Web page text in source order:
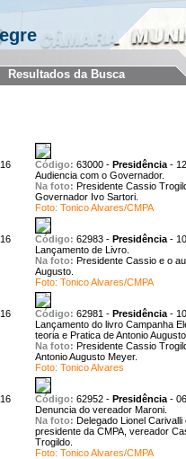
Resultados da Busca
Código: 63000 - Presidência -
Audiencia com o Governador.
Na foto: Presidente Cassio
Governador Ivo Sartori.
Foto: Tonico Alvares/CMPA
Código: 62983 - Presidência -
Lançamento de Livro.
Na foto: Presidente Cassio e o
Augusto.
Foto: Tonico Alvares/CMPA
Código: 62981 - Presidência -
Lançamento do livro Campanha
teoria e Pratica de Antonio
Na foto: Presidente Cassio
Antonio Augusto Meyer.
Foto: Tonico Alvares
Código: 62952 - Presidência -
Denuncia do vereador Maroni.
Na foto: Delegado Lionel Carivalli
presidente da CMPA, vereador
Trogildo.
Foto: Tonico Alvares/CMPA